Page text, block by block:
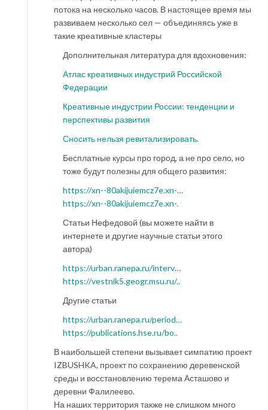
потока на несколько часов. В настоящее время мы
развиваем несколько сел — объединяясь уже в
такие креативные кластеры
Дополнительная литература для вдохновения:
Атлас креативных индустрий Российской
Федерации
Креативные индустрии России: тенденции и
перспективы развития
Сносить нельзя ревитализировать.
Бесплатные курсы про город, а не про село, но
тоже будут полезны для общего развития:
https://xn--80akijuiemcz7e.xn-…
https://xn--80akijuiemcz7e.xn-.
Статьи Нефедовой (вы можете найти в
интернете и другие научные статьи этого
автора)
https://urban.ranepa.ru/interv…
https://vestnik5.geogr.msu.ru/..
Другие статьи
https://urban.ranepa.ru/period…
https://publications.hse.ru/bo..
В наибольшей степени вызывает симпатию проект
IZBUSHKA, проект по сохранению деревенской
среды и восстановлению терема Асташово и
деревни Фалилеево.
На наших территория также не слишком много